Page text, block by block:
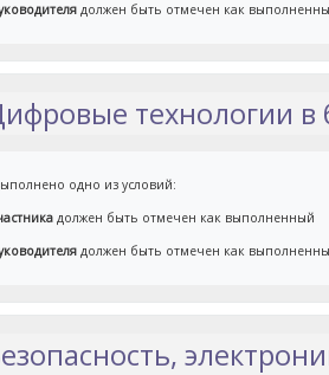
должен быть отмечен как
технологии в
одно из условий:
должен быть отмечен как выполненный
должен быть отмечен как